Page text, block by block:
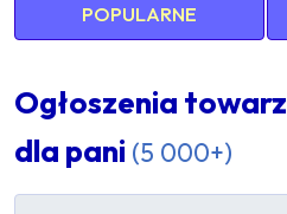
POPULARNE
Ogłoszenia
dla pani (5 000+)